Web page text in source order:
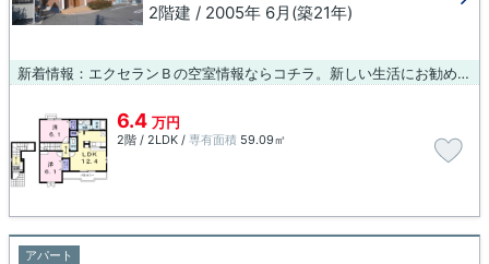
2階建 / 2005年 6月(築21年)
新着情報：エクセランＢの空室情報ならコチラ。新しい生活にお勧めなのが、こちらのアパートです。駅から徒歩10分に立地する、魅力的な駅近物件です。東海市や名和近くで住まい探しをするのであれば、物件情報豊富な当社にご連絡ください。当社スタッフが住まい探しをサポートいたします。
6.4 万円
2階 / 2LDK / 専有面積 59.09㎡
アパート